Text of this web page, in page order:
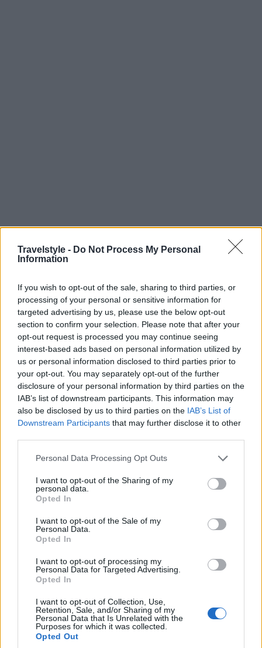
Travelstyle - Do Not Process My Personal
Information
If you wish to opt-out of the sale, sharing to third parties, or
processing of your personal or sensitive information for
targeted advertising by us, please use the below opt-out
section to confirm your selection. Please note that after your
opt-out request is processed you may continue seeing
interest-based ads based on personal information utilized by
us or personal information disclosed to third parties prior to
your opt-out. You may separately opt-out of the further
disclosure of your personal information by third parties on the
IAB’s list of downstream participants. This information may
also be disclosed by us to third parties on the IAB’s List of
Downstream Participants that may further disclose it to other
Please note that this website/app uses one or more Google
not limited to your visit or usage behaviour. You may click to
grant or deny consent to Google and its third-party tags to
use your data for below specified purposes in below Google
consent section.
Personal Data Processing Opt Outs
I want to opt-out of the Sharing of my
personal data.
Opted In
I want to opt-out of the Sale of my
Personal Data.
Opted In
I want to opt-out of processing my
Personal Data for Targeted Advertising.
Opted In
I want to opt-out of Collection, Use,
Retention, Sale, and/or Sharing of my
Personal Data that Is Unrelated with the
Purposes for which it was collected.
Opted Out
4. Burj Al Arab – Ντουμπάι,
Ηνωμένα Αραβικά Εμιράτα
ΤοBurj Al Arab, ένα από τα πιο διάσημα ξενοδοχεία
στην παραλία Jumeirah. Το ξενοδοχείο 7 αστέρων
σουίτες, οι οποίες ωστόσο είναι τεράστιες. Η
και πιο πολυτελής είναι 780 τ.μ. Εκτός από την
εμβληματική τοποθεσία, το σχήμα και τις
εντυπωσιακές σουίτες το ελικοδρόμιο στην κορυφή
του προσελκύει τα περισσότερα βλέμματα.